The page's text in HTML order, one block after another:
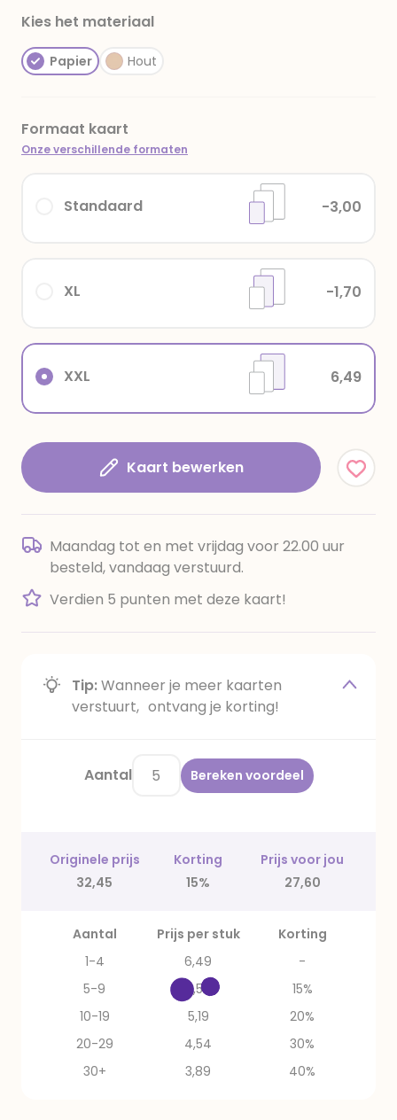
Kies het materiaal
Papier Hout
Formaat kaart
Onze verschillende formaten
XXL 6,49
XL -1,70
Standaard -3,00
Kaart bewerken
Maandag tot en met vrijdag voor 22.00 uur
besteld, vandaag verstuurd.
Verdien 5 punten met deze kaart!
Tip:Wanneer je meer kaarten
verstuurt, ontvang je korting!
Aantal Bereken voordeel
Originele prijs Korting
Prijs voor jou
32,45
15% 27,60
Aantal Prijs per stuk
Korting
1-4
6,49
-
5-9
5,52
15%
10-19
5,19
20%
20-29
4,54
30%
30+
3,89 40%